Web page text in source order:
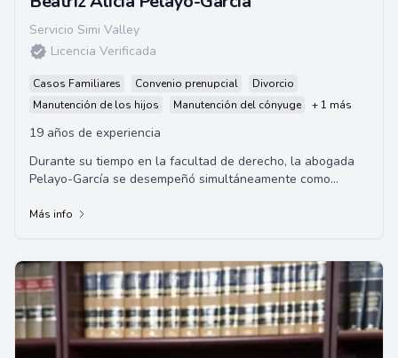
Servicio Simi Valley
Licencia Verificada
Casos Familiares Convenio prenupcial
Divorcio
Manutención de los hijos
Manutención del cónyuge + 1 más
19 años de experiencia
Durante su tiempo en la facultad de derecho, la abogada
Pelayo-García se desempeñó simultáneamente como
Más info